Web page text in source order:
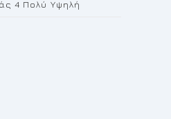
4 Πολύ Υψηλή